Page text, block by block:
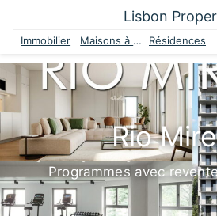
Lisbon
Immobilier Maisons à vendre Résidences
Rio
Programmes avec